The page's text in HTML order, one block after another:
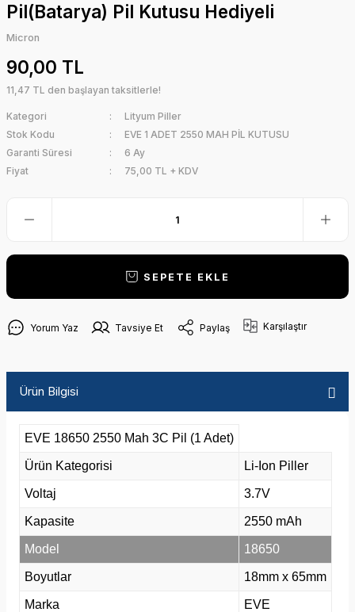
Pil(Batarya) Pil Kutusu Hediyeli
Micron
90,00 TL
11,47 TL den başlayan taksitlerle!
Kategori
Lityum Piller
Stok Kodu
EVE 1 ADET 2550 MAH PİL KUTUSU
Garanti Süresi
6 Ay
Fiyat
75,00 TL + KDV
SEPETE EKLE
Yorum Yaz Tavsiye Et Paylaş Karşılaştır
Ürün Bilgisi
EVE 18650 2550 Mah 3C Pil (1 Adet)
Ürün Kategorisi Li-Ion Piller
Voltaj 3.7V
Kapasite 2550 mAh
Model 18650
Boyutlar 18mm x 65mm
Marka EVE